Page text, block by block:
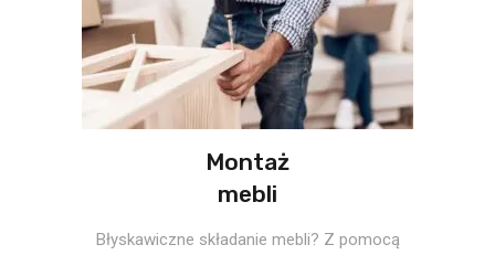
Montaż
mebli
Błyskawiczne składanie mebli? Z pomocą